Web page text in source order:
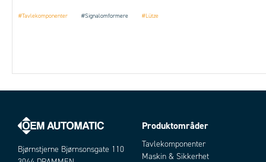
#Tavlekomponenter #Signalomformere #Lütze
Bjørnstjerne Bjørnsonsgate 110
Produktområder
Tavlekomponenter
Maskin & Sikkerhet